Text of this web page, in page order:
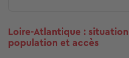
Loire-Atlantique :
population et accès